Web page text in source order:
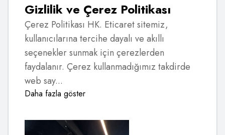
Gizlilik ve Çerez Politikası
Çerez Politikası HK. Eticaret sitemiz,
kullanıcılarına tercihe dayalı ve akıllı
seçenekler sunmak için çerezlerden
faydalanır. Çerez kullanmadığımız takdirde
web say...
Daha fazla göster